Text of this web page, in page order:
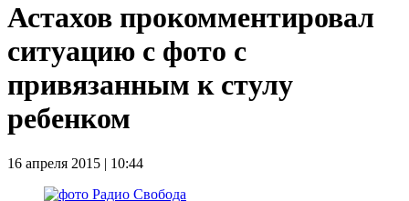
Астахов прокомментировал
ситуацию с фото с
привязанным к стулу
ребенком
16 апреля 2015 | 10:44